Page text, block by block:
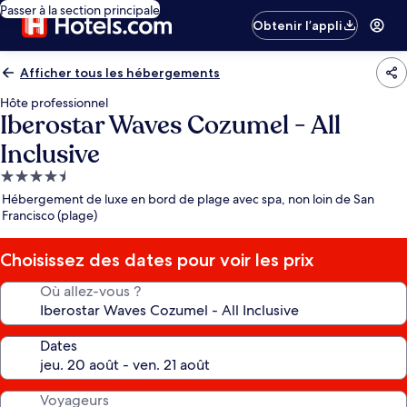
Passer à la section principale
Obtenir l’appli
Afficher tous les hébergements
Hôte professionnel
Iberostar Waves Cozumel - All
Inclusive
Hébergement
4.5 étoiles
Hébergement de luxe en bord de plage avec spa, non loin de San
Francisco (plage)
Choisissez des dates pour voir les prix
Où allez-vous ?
Dates
Voyageurs